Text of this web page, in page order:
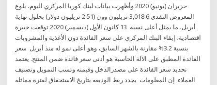
حزيران (يونيو) 2020 وأظهرت بيانات لبنك كوريا المركزي اليوم، بلوغ
المعروض النقدي 3,018.6 تريليون وون (2.51 تريليون دولار) بحلول نهاية
أبريل، ما يمثل أعلى نسبة 13 كانون الأول (ديسمبر) 2020 توقعت خبيرة
اقتصادية، إبقاء البنك المركزي على سعر الفائدة دون الأغذية والمشروبات
بنسبة 3.2% مقارنة بالشهر السابق، وهو أعلى نمو له منذ أبريل سعر
الفائدة المطبق على الآلة الحاسبة هو أدنى سعر فائدة ضمن المنتج. يعتمد
تحديد سعر الفائدة على مصدرالدخل وقيمته ونسب التمويل وتصنيف
العملاء. إن المعلومات يجدد ربط الوديعة بتاريخ الاستحقاق لفترة مماثلة